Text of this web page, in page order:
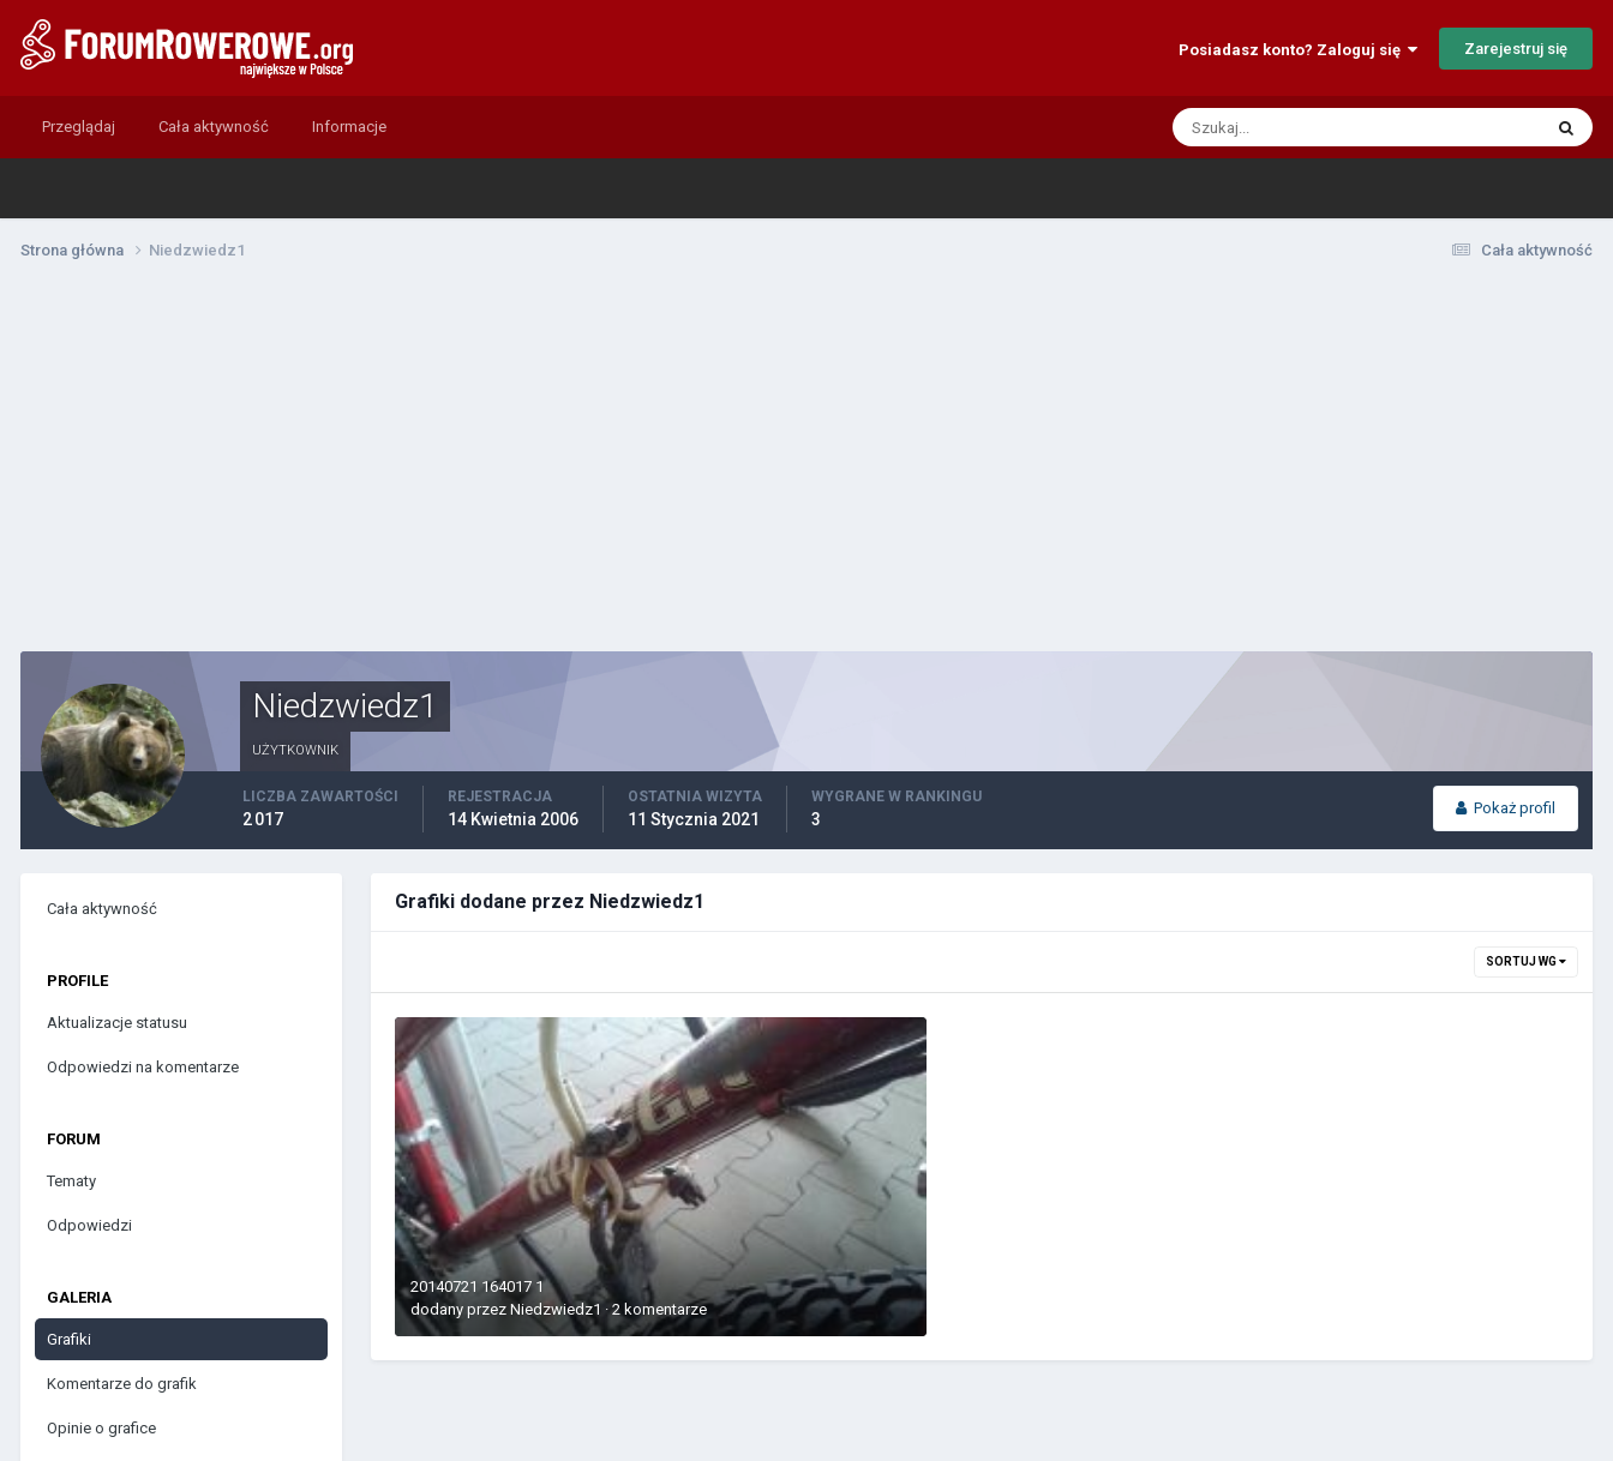
Posiadasz konto? Zaloguj się Zarejestruj się
Przeglądaj Cała aktywność Informacje
Cała aktywność
Strona główna Niedzwiedz1
Niedzwiedz1
UŻYTKOWNIK
Pokaż profil
LICZBA ZAWARTOŚCI
2 017
REJESTRACJA
14 Kwietnia 2006
OSTATNIA WIZYTA
11 Stycznia 2021
WYGRANE W RANKINGU
3
Cała aktywność
PROFILE
Aktualizacje statusu
Odpowiedzi na komentarze
FORUM
Tematy
Odpowiedzi
GALERIA
Grafiki
Komentarze do grafik
Opinie o grafice
Grafiki dodane przez Niedzwiedz1
SORTUJ WG
20140721 164017 1
dodany przez Niedzwiedz1 · 2 komentarze